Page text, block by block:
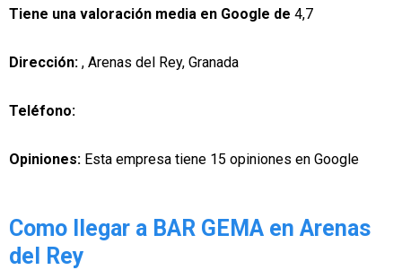
Tiene una valoración media en Google de 4,7
Dirección: , Arenas del Rey, Granada
Teléfono:
Opiniones: Esta empresa tiene 15 opiniones en Google
Como llegar a BAR GEMA en Arenas
del Rey